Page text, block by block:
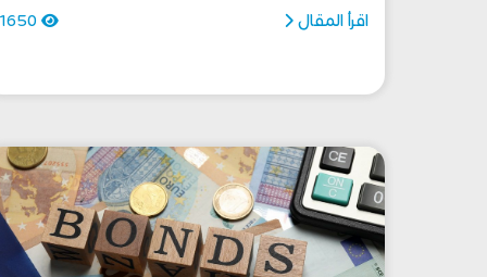
اقرأ المقال